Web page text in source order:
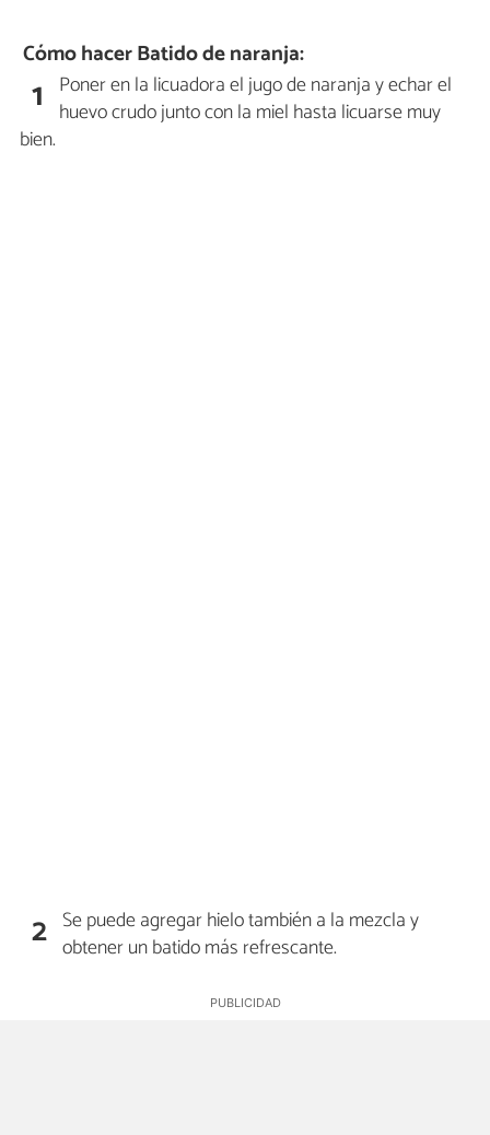
Cómo hacer Batido de naranja:
1 Poner en la licuadora el jugo de naranja y echar el
huevo crudo junto con la miel hasta licuarse muy
bien.
2 Se puede agregar hielo también a la mezcla y
obtener un batido más refrescante.